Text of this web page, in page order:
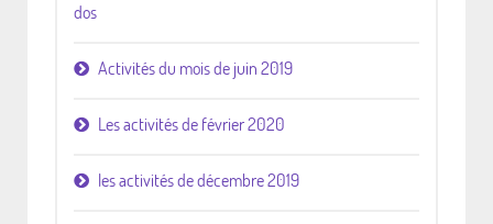
dos
Activités du mois de juin 2019
Les activités de février 2020
les activités de décembre 2019